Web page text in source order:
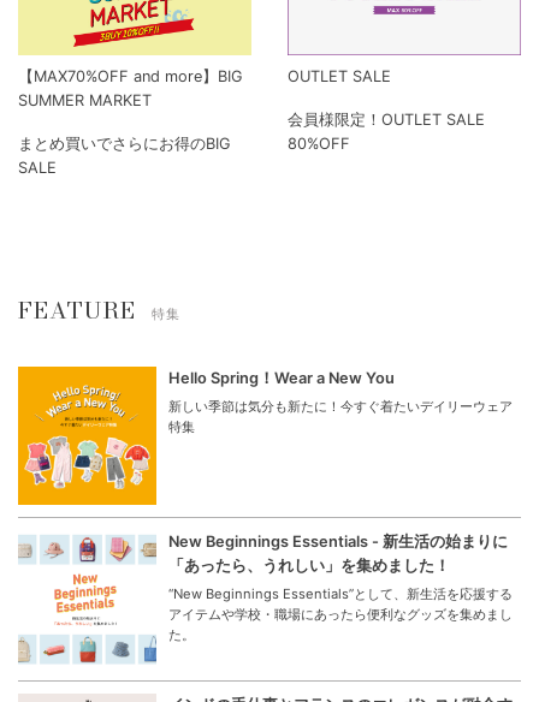
【MAX70%OFF and more】BIG
SUMMER MARKET
まとめ買いでさらにお得のBIG
SALE
OUTLET SALE
会員様限定！OUTLET SALE
80%OFF
FEATURE 特集
Hello Spring！Wear a New You
新しい季節は気分も新たに！今すぐ着たいデイリーウェア
特集
New Beginnings Essentials - 新生活の始まりに
「あったら、うれしい」を集めました！
“New Beginnings Essentials”として、新生活を応援する
アイテムや学校・職場にあったら便利なグッズを集めまし
た。